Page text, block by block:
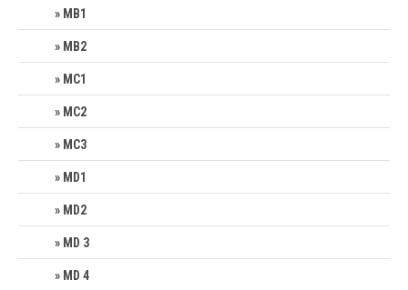
MB1
MB2
MC1
MC2
MC3
MD1
MD2
MD 3
MD 4